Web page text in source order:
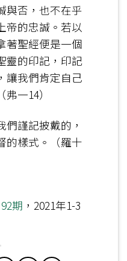
與否，也不在乎
帝的忠誠。若以
著聖經便是一個
靈的印記，印記
讓我們肯定自己
一14）
謹記披戴的，
的樣式。（羅十
期 ，2021年1-3